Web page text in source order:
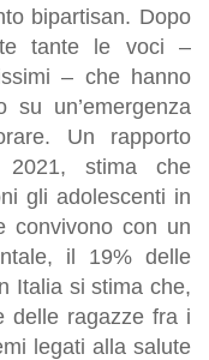
bipartisan. Dopo
tante le voci –
– che hanno
su un’emergenza
Un rapporto
2021, stima che
gli adolescenti in
con un
il 19% delle
Italia si stima che,
delle ragazze fra i
legati alla salute